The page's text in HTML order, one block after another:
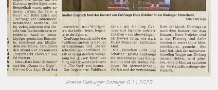
Presse Dieburger Anzeiger 6.11.2025